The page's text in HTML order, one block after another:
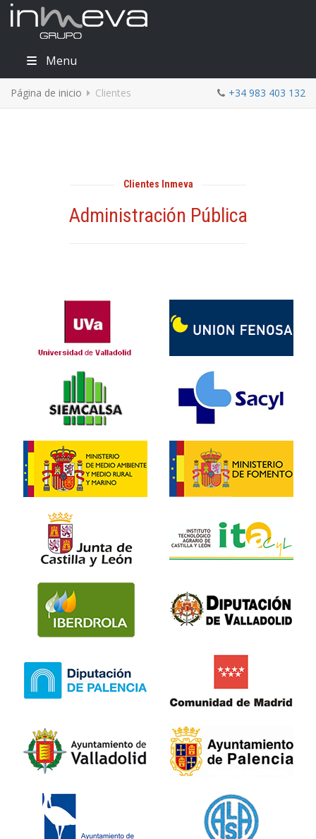
Menu
Página de inicio Clientes +34 983 403 132
Clientes Inmeva
Administración Pública